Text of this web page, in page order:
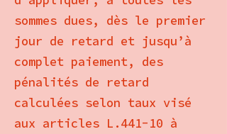
sommes dues, dès le premier
jour de retard et jusqu’à
complet paiement, des
pénalités de retard
calculées selon taux visé
aux articles L.441-10 à